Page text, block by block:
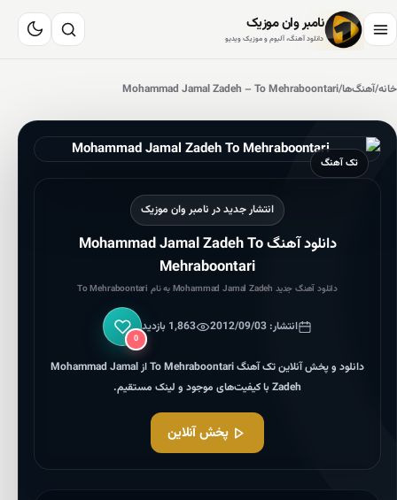
نامبر وان موزیک
دانلود آهنگ، آلبوم و موزیک ویدیو
خانه/آهنگ‌ها/
Mohammad Jamal Zadeh – To Mehraboontari
انتشار جدید در نامبر وان موزیک
دانلود آهنگ Mohammad Jamal Zadeh To
Mehraboontari
دانلود آهنگ جدید Mohammad Jamal Zadeh به نام To Mehraboontari
انتشار: 2012/09/03 1,863 بازدید پسندیدن
0
دانلود و پخش آنلاین تک آهنگ To Mehraboontari از Mohammad Jamal
Zadeh با کیفیت‌های موجود و لینک مستقیم.
پخش آنلاین
تک آهنگ